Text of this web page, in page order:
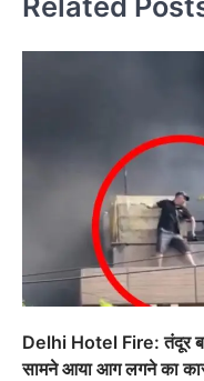
Delhi Hotel Fire: तंदूर
सामने आया आग लगने का